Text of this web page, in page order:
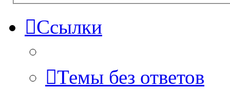
Ссылки
Темы без ответов